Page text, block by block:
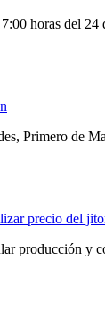
horas del
Primero de
precio del
producción y